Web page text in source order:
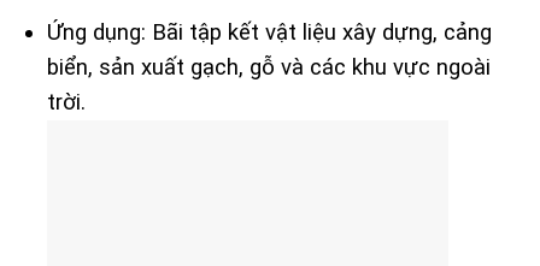
Ứng dụng: Bãi tập kết vật liệu xây dựng, cảng
biển, sản xuất gạch, gỗ và các khu vực ngoài
trời.